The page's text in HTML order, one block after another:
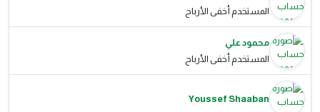
المستخدم أخفى الأرباح
محمود علي
المستخدم أخفى الأرباح
Youssef Shaaban